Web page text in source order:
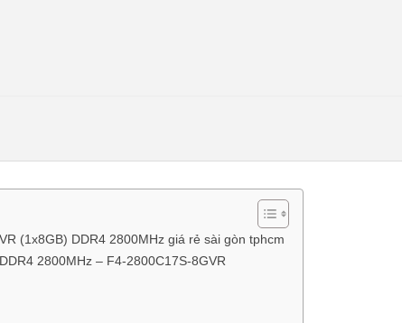
(1x8GB) DDR4 2800MHz giá rẻ sài gòn tphcm
2800MHz – F4-2800C17S-8GVR